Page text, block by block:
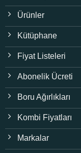
Ürünler
Kütüphane
Fiyat Listeleri
Abonelik Ücreti
Boru Ağırlıkları
Kombi Fiyatları
Markalar